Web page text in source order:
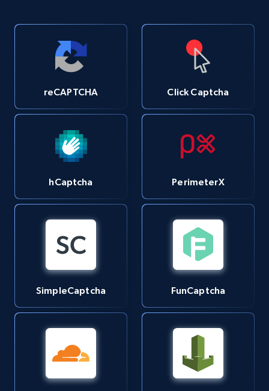
reCAPTCHA Click Captcha
hCaptcha PerimeterX
SimpleCaptcha FunCaptcha